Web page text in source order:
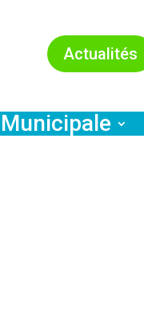
Actualités